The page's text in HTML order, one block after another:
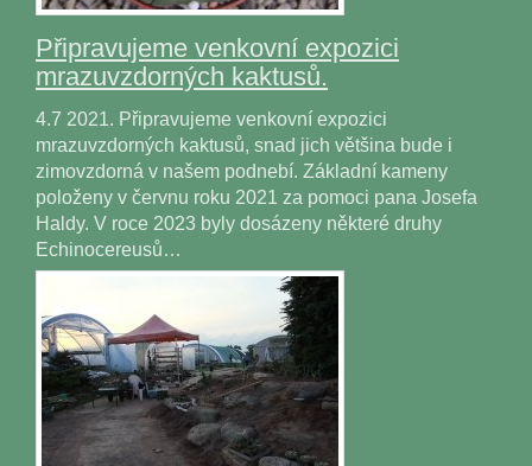
Připravujeme venkovní expozici
mrazuvzdorných kaktusů.
4.7 2021. Připravujeme venkovní expozici
mrazuvzdorných kaktusů, snad jich většina bude i
zimovzdorná v našem podnebí. Základní kameny
položeny v červnu roku 2021 za pomoci pana Josefa
Haldy. V roce 2023 byly dosázeny některé druhy
Echinocereusů…